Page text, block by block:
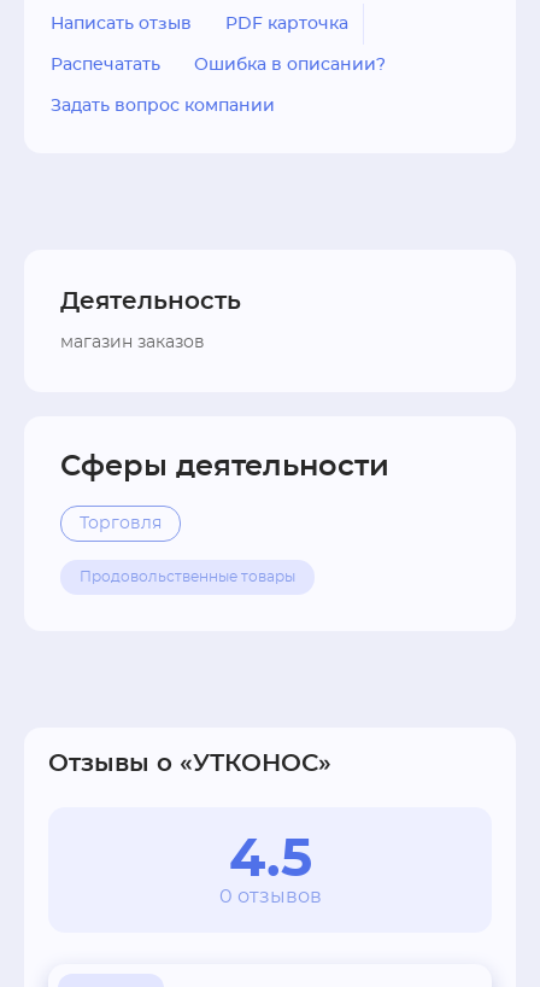
Написать отзыв PDF карточка
Распечатать Ошибка в описании?
Задать вопрос компании
Деятельность
магазин заказов
Сферы деятельности
Торговля
Продовольственные товары
Отзывы о «УТКОНОС»
4.5
0 отзывов